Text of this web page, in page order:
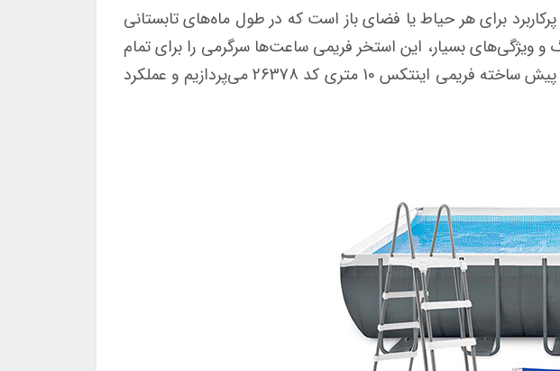
برای هر حیاط یا فضای باز است که در طول ماه‌های تابستانی
ویژگی‌های بسیار، این استخر فریمی ساعت‌ها سرگرمی را برای تمام
خانواده و دوستان به ارمغان می‌آورد. در این مقاله، به جزییات کلیدی و قیمت استخر پیش ساخته فریمی اینتکس 10 متری کد 26378 می‌پردازیم و عملکرد